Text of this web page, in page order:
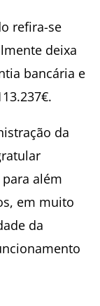
refira-se
deixa
bancária e
da
além
em muito
da